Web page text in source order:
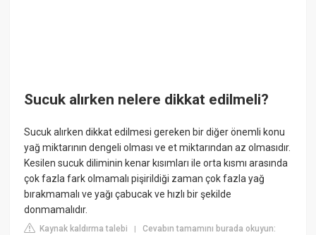
Sucuk alırken nelere dikkat edilmeli?
Sucuk alırken dikkat edilmesi gereken bir diğer önemli konu
yağ miktarının dengeli olması ve et miktarından az olmasıdır.
Kesilen sucuk diliminin kenar kısımları ile orta kısmı arasında
çok fazla fark olmamalı pişirildiği zaman çok fazla yağ
bırakmamalı ve yağı çabucak ve hızlı bir şekilde
donmamalıdır.
Kaynak kaldırma talebi |Cevabın tamamını burada okuyun: